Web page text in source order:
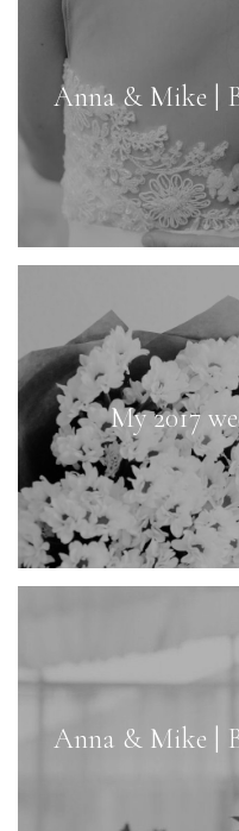
Anna & Mike |
My 2017
Anna & Mike |